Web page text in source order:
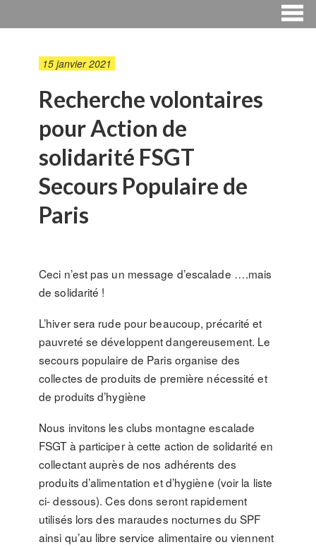
15 janvier 2021
Recherche volontaires
pour Action de
solidarité FSGT
Secours Populaire de
Paris
Ceci n’est pas un message d’escalade ….mais
de solidarité !
L’hiver sera rude pour beaucoup, précarité et
pauvreté se développent dangereusement. Le
secours populaire de Paris organise des
collectes de produits de première nécessité et
de produits d’hygiène
Nous invitons les clubs montagne escalade
FSGT à participer à cette action de solidarité en
collectant auprès de nos adhérents des
produits d’alimentation et d’hygiène (voir la liste
ci- dessous). Ces dons seront rapidement
utilisés lors des maraudes nocturnes du SPF
ainsi qu’au libre service alimentaire ou viennent